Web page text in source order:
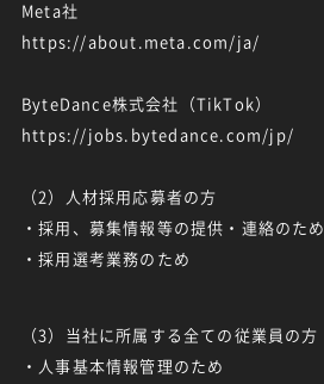
Meta社
https://about.meta.com/ja/
ByteDance株式会社（TikTok）
https://jobs.bytedance.com/jp/
（2）人材採用応募者の方
・採用、募集情報等の提供・連絡のため
・採用選考業務のため
（3）当社に所属する全ての従業員の方
・人事基本情報管理のため